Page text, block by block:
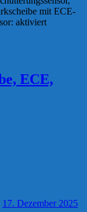
mit ECE-
aktiviert
ECE,
17. Dezember 2025